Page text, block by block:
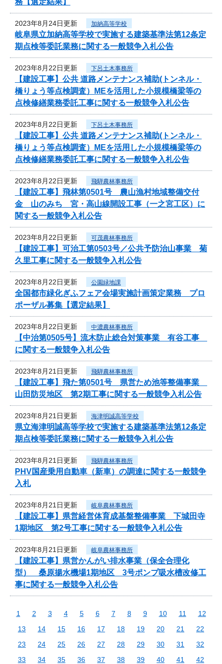
2023年8月24日更新 加納高等学校
岐阜県立加納高等学校で実施する建築基準法第12条定
期点検等委託業務に関する一般競争入札公告
2023年8月22日更新 下呂土木事務所
【建設工事】公共 道路メンテナンス補助(トンネル・
橋りょう等点検調査）MEを活用した小規模橋梁等の
点検修繕業務委託工事に関する一般競争入札公告
2023年8月22日更新 下呂土木事務所
【建設工事】公共 道路メンテナンス補助(トンネル・
橋りょう等点検調査）MEを活用した小規模橋梁等の
点検修繕業務委託工事に関する一般競争入札公告
2023年8月22日更新 飛騨農林事務所
【建設工事】飛林第0501号 農山漁村地域整備交付
金 山のみち 宮・高山線開設工事（一之宮工区）に
関する一般競争入札公告
2023年8月22日更新 可茂農林事務所
【建設工事】可治工第0503号／公共予防治山事業 菊
久里工事に関する一般競争入札公告
2023年8月22日更新 公園緑地課
全国都市緑化ぎふフェア会場実施計画策定業務 プロ
ポーザル募集【選定結果】
2023年8月22日更新 中濃農林事務所
【中治第0505号】流木防止総合対策事業 有谷工事
に関する一般競争入札公告
2023年8月21日更新 飛騨農林事務所
【建設工事】飛た第0501号 県営ため池等整備事業
山田防災地区 第2期工事に関する一般競争入札公告
2023年8月21日更新 海津明誠高等学校
県立海津明誠高等学校で実施する建築基準法第12条定
期点検等委託業務に関する一般競争入札公告
2023年8月21日更新 飛騨農林事務所
PHV国産乗用自動車（新車）の調達に関する一般競争
入札
2023年8月21日更新 岐阜農林事務所
【建設工事】県営経営体育成基盤整備事業 下城田寺
1期地区 第2号工事に関する一般競争入札公告
2023年8月21日更新 岐阜農林事務所
【建設工事】県営かんがい排水事業（保全合理化
型） 桑原揚水機場1期地区 3号ポンプ吸水槽改修工
事に関する一般競争入札公告
1 2 3 4 5 6 7 8 9 10 11
12
13
14 15 16 17 18 19 20 21
22
23
24 25 26 27 28 29 30 31
32
33
34 35 36 37 38 39 40 41
42